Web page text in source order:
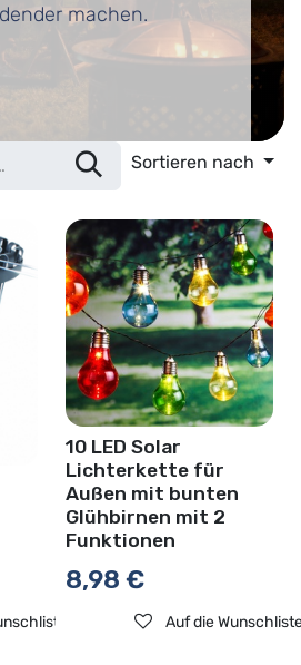
machen.
Sortieren nach
10 LED Solar
Lichterkette für
Außen mit bunten
Glühbirnen mit 2
Funktionen
8,98 €
Auf die